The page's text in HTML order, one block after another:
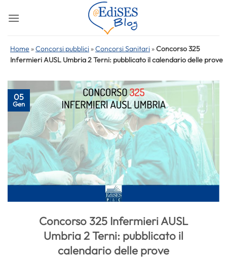
Home »Concorsi pubblici »Concorsi Sanitari »Concorso 325
Infermieri AUSL Umbria 2 Terni: pubblicato il calendario delle prove
05
Gen
Concorso 325 Infermieri AUSL
Umbria 2 Terni: pubblicato il
calendario delle prove